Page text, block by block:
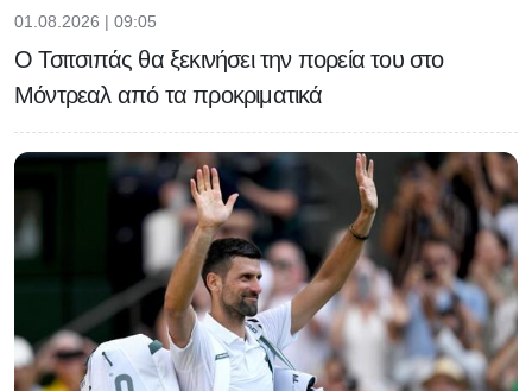
01.08.2026 | 09:05
Ο Τσιτσιπάς θα ξεκινήσει την πορεία του στο
Μόντρεαλ από τα προκριματικά